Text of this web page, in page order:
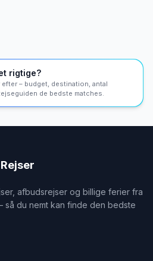
rigtige?
– budget, destination, antal
de bedste matches.
afbudsrejser og billige ferier fra
du nemt kan finde den bedste